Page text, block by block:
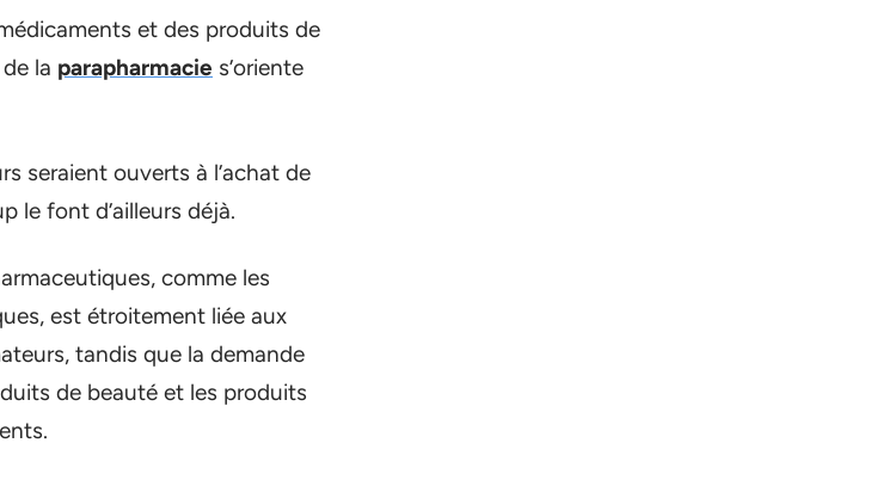
et des produits de
la parapharmacie s’oriente
seraient ouverts à l’achat de
le font d’ailleurs déjà.
comme les
est étroitement liée aux
tandis que la demande
de beauté et les produits